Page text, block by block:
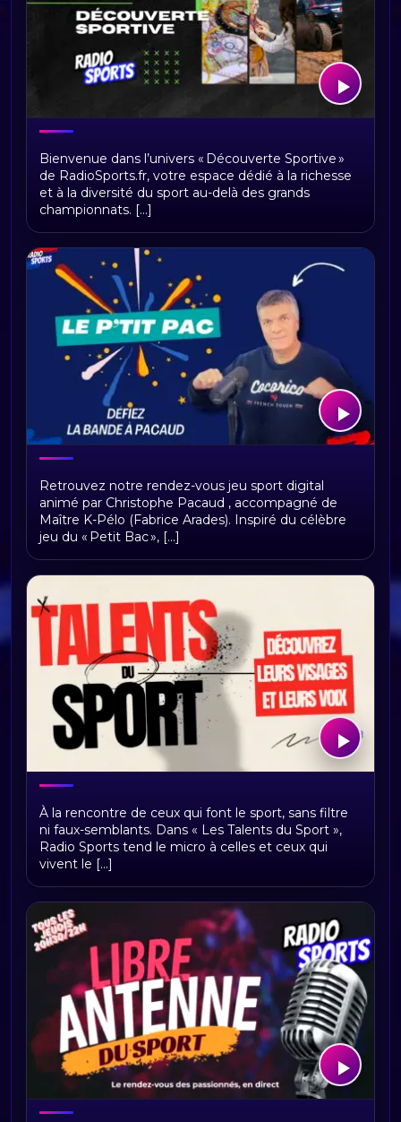
Découverte Sportive
Bienvenue dans l’univers « Découverte Sportive »
de RadioSports.fr, votre espace dédié à la richesse
et à la diversité du sport au-delà des grands
championnats. [...]
Le p'tit Pac
Retrouvez notre rendez-vous jeu sport digital
animé par Christophe Pacaud , accompagné de
Maître K-Pélo (Fabrice Arades). Inspiré du célèbre
jeu du « Petit Bac », [...]
Les talents du sport
À la rencontre de ceux qui font le sport, sans filtre
ni faux-semblants. Dans « Les Talents du Sport »,
Radio Sports tend le micro à celles et ceux qui
vivent le [...]